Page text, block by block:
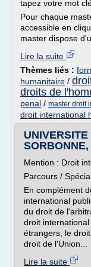
tapez votre mot
Pour chaque
accessible en
master dispose
Lire la suite
Thèmes liés :
humanitaire /
droits de
penal / master droit
droit international
Mention : Droit
Parcours /
En complément
international
du droit de
droit
étrangers, le
droit de l'Union...
Lire la suite